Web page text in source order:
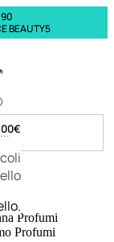
BEAUTY5
Profumi
Profumi
€